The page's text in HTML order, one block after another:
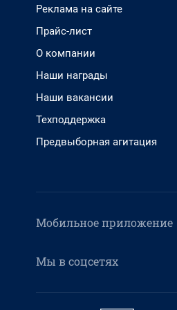
Реклама на сайте
Прайс-лист
О компании
Наши награды
Наши вакансии
Техподдержка
Предвыборная агитация
Мобильное приложение
Мы в соцсетях